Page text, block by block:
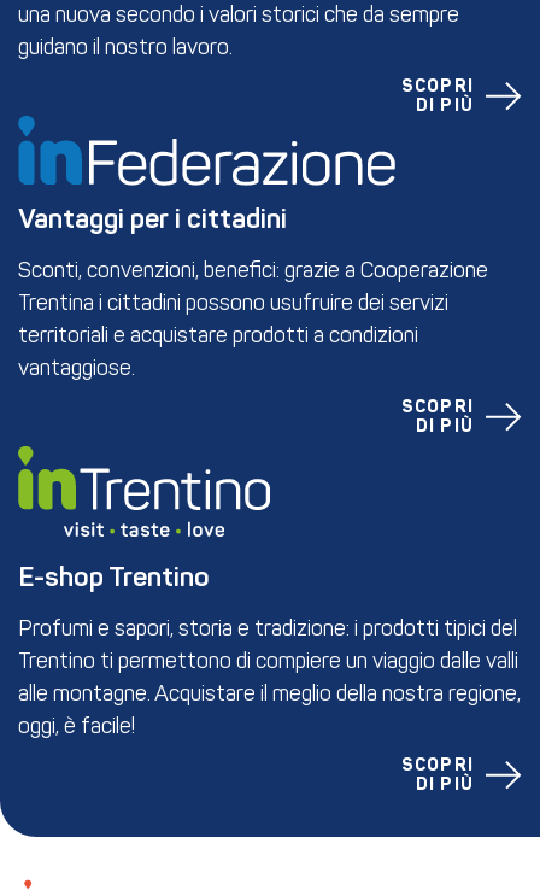
una nuova secondo i valori storici che da sempre
guidano il nostro lavoro.
SCOPRI
DI PIÙ
Vantaggi per i cittadini
Sconti, convenzioni, benefici: grazie a Cooperazione
Trentina i cittadini possono usufruire dei servizi
territoriali e acquistare prodotti a condizioni
vantaggiose.
SCOPRI
DI PIÙ
E-shop Trentino
Profumi e sapori, storia e tradizione: i prodotti tipici del
Trentino ti permettono di compiere un viaggio dalle valli
alle montagne. Acquistare il meglio della nostra regione,
oggi, è facile!
SCOPRI
DI PIÙ